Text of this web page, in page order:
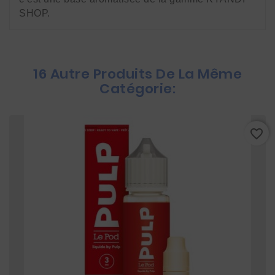
SHOP.
16 Autre Produits De La Même
Catégorie:
favorite_border